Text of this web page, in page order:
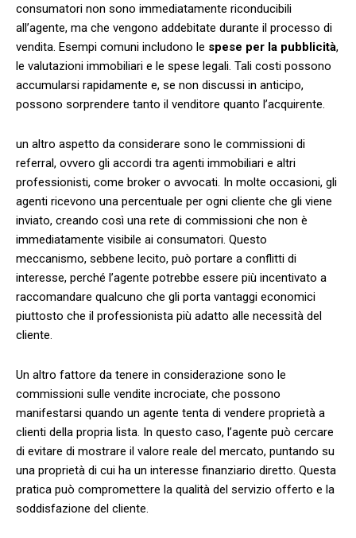
consumatori non sono immediatamente‍ riconducibili​
all’agente, ma che vengono addebitate durante il processo di
vendita. Esempi comuni includono le spese per la pubblicità,
‌le valutazioni immobiliari e le spese legali. Tali costi possono
accumularsi rapidamente e, se non discussi in anticipo,
possono sorprendere tanto il venditore quanto l’acquirente.
un altro aspetto da considerare sono le ​commissioni di
referral, ovvero gli accordi tra agenti immobiliari e altri
professionisti, come ‍broker⁣ o avvocati. In molte occasioni, gli
agenti ricevono una percentuale per ogni cliente che gli viene
⁤inviato, creando così ​una rete di commissioni che non è
immediatamente visibile ai ⁤consumatori. Questo
‌meccanismo, sebbene ‌lecito, può portare a conflitti di
⁣interesse, ⁢perché l’agente potrebbe essere più incentivato a
raccomandare qualcuno che gli porta vantaggi ⁣economici‍
piuttosto che il professionista più adatto alle necessità del
cliente.
Un ⁤altro fattore da tenere in considerazione sono le
commissioni sulle vendite incrociate, che possono
manifestarsi quando un agente tenta di vendere proprietà ⁢a
clienti della propria lista.⁣ In questo caso, ‍l’agente può cercare
di evitare di mostrare il valore reale del mercato, puntando su
una proprietà di cui ha un​ interesse finanziario diretto. Questa
pratica può compromettere la qualità del servizio‍ offerto e la
soddisfazione del ‍cliente.